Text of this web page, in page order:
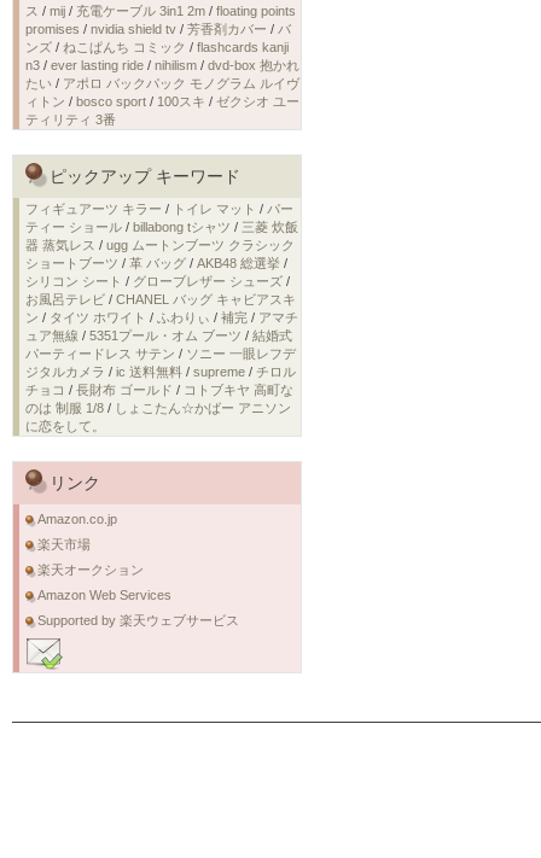
ス / mij / 充電ケーブル 3in1 2m / floating points
promises / nvidia shield tv / 芳香剤カバー / バ
ンズ / ねこぱんち コミック / flashcards kanji
n3 / ever lasting ride / nihilism / dvd-box 抱かれ
たい / アポロ バックパック モノグラム ルイヴ
ィトン / bosco sport / 100スキ / ゼクシオ ユー
ティリティ 3番
ピックアップ キーワード
フィギュアーツ キラー / トイレ マット / パー
ティー ショール / billabong tシャツ / 三菱 炊飯
器 蒸気レス / ugg ムートンブーツ クラシック
ショートブーツ / 革 バッグ / AKB48 総選挙 /
シリコン シート / グローブレザー シューズ /
お風呂テレビ / CHANEL バッグ キャビアスキ
ン / タイツ ホワイト / ふわりぃ / 補完 / アマチ
ュア無線 / 5351プール・オム ブーツ / 結婚式
パーティードレス サテン / ソニー 一眼レフデ
ジタルカメラ / ic 送料無料 / supreme / チロル
チョコ / 長財布 ゴールド / コトブキヤ 高町な
のは 制服 1/8 / しょこたん☆かばー アニソン
に恋をして。
リンク
Amazon.co.jp
楽天市場
楽天オークション
Amazon Web Services
Supported by 楽天ウェブサービス